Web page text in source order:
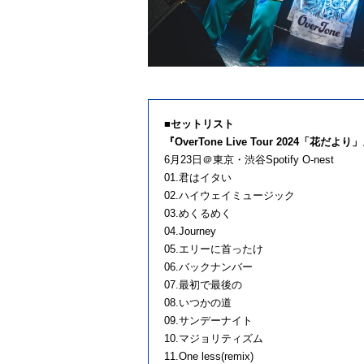
■セットリスト
『OverTone Live Tour 2024「花だより
6月23日＠東京・渋谷Spotify O-nest
01.君はイタい
02.ハイウェイミュージック
03.めくるめく
04.Journey
05.エリーに首ったけ
06.バックナンバー
07.最初で最後の
08.いつかの道
09.サンデーナイト
10.マジョリティズム
11.One less(remix)